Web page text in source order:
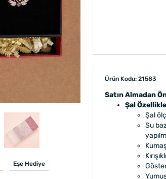
Eşe Hediye
Ürün Kodu: 21583
Satın Almadan
Şal
Şal
Su